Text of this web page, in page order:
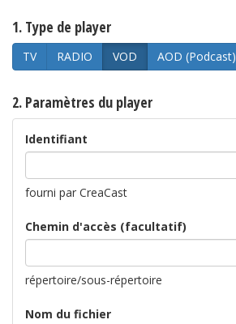
1. Type de player
TV RADIO VOD AOD (Podcast)
2. Paramètres du player
Identifiant
fourni par CreaCast
Chemin d'accès (facultatif)
répertoire/sous-répertoire
Nom du fichier